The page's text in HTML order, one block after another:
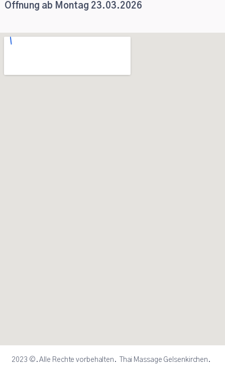
Öffnung ab Montag 23.03.2026
2023 ©. Alle Rechte vorbehalten. Thai Massage Gelsenkirchen.